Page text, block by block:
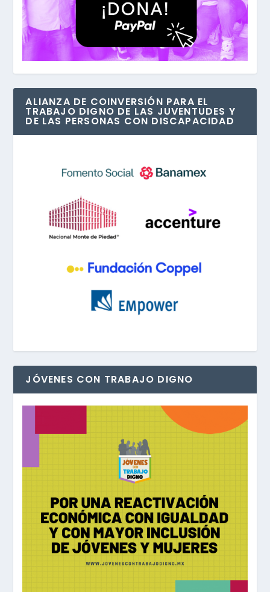
ALIANZA DE COINVERSIÓN PARA EL
TRABAJO DIGNO DE LAS JUVENTUDES Y
DE LAS PERSONAS CON DISCAPACIDAD
JÓVENES CON TRABAJO DIGNO